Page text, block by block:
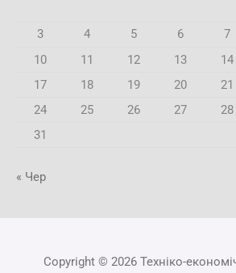
3
4 5 6 7
10
11 12 13 14
17
18 19 20 21
24
25 26 27 28
31
« Чер
Copyright © 2026 Техніко-